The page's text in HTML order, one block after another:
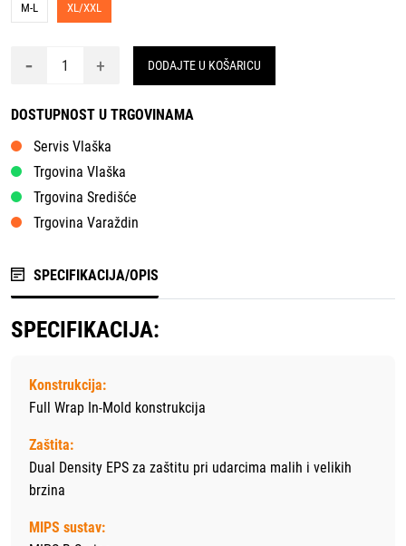
M-L XL/XXL
- + DODAJTE U KOŠARICU
DOSTUPNOST U TRGOVINAMA
Servis Vlaška
Trgovina Vlaška
Trgovina Središće
Trgovina Varaždin
SPECIFIKACIJA/OPIS
SPECIFIKACIJA:
Konstrukcija:
Full Wrap In-Mold konstrukcija
Zaštita:
Dual Density EPS za zaštitu pri udarcima malih i velikih
brzina
MIPS sustav: